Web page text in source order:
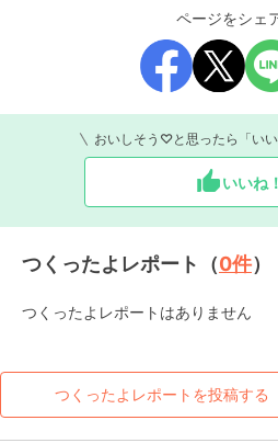
ページをシェ
おいしそう♡と思ったら「い
いいね！
つくったよレポート（0件）
つくったよレポートはありません
つくったよレポートを投稿する